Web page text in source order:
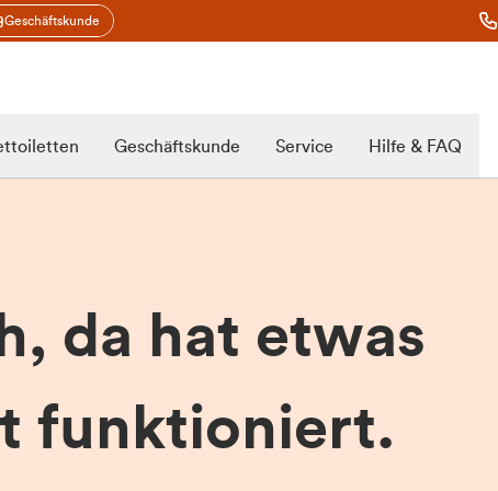
Geschäftskunde
Geschäftskunde Service Hilfe & FAQ
da hat etwas
funktioniert.